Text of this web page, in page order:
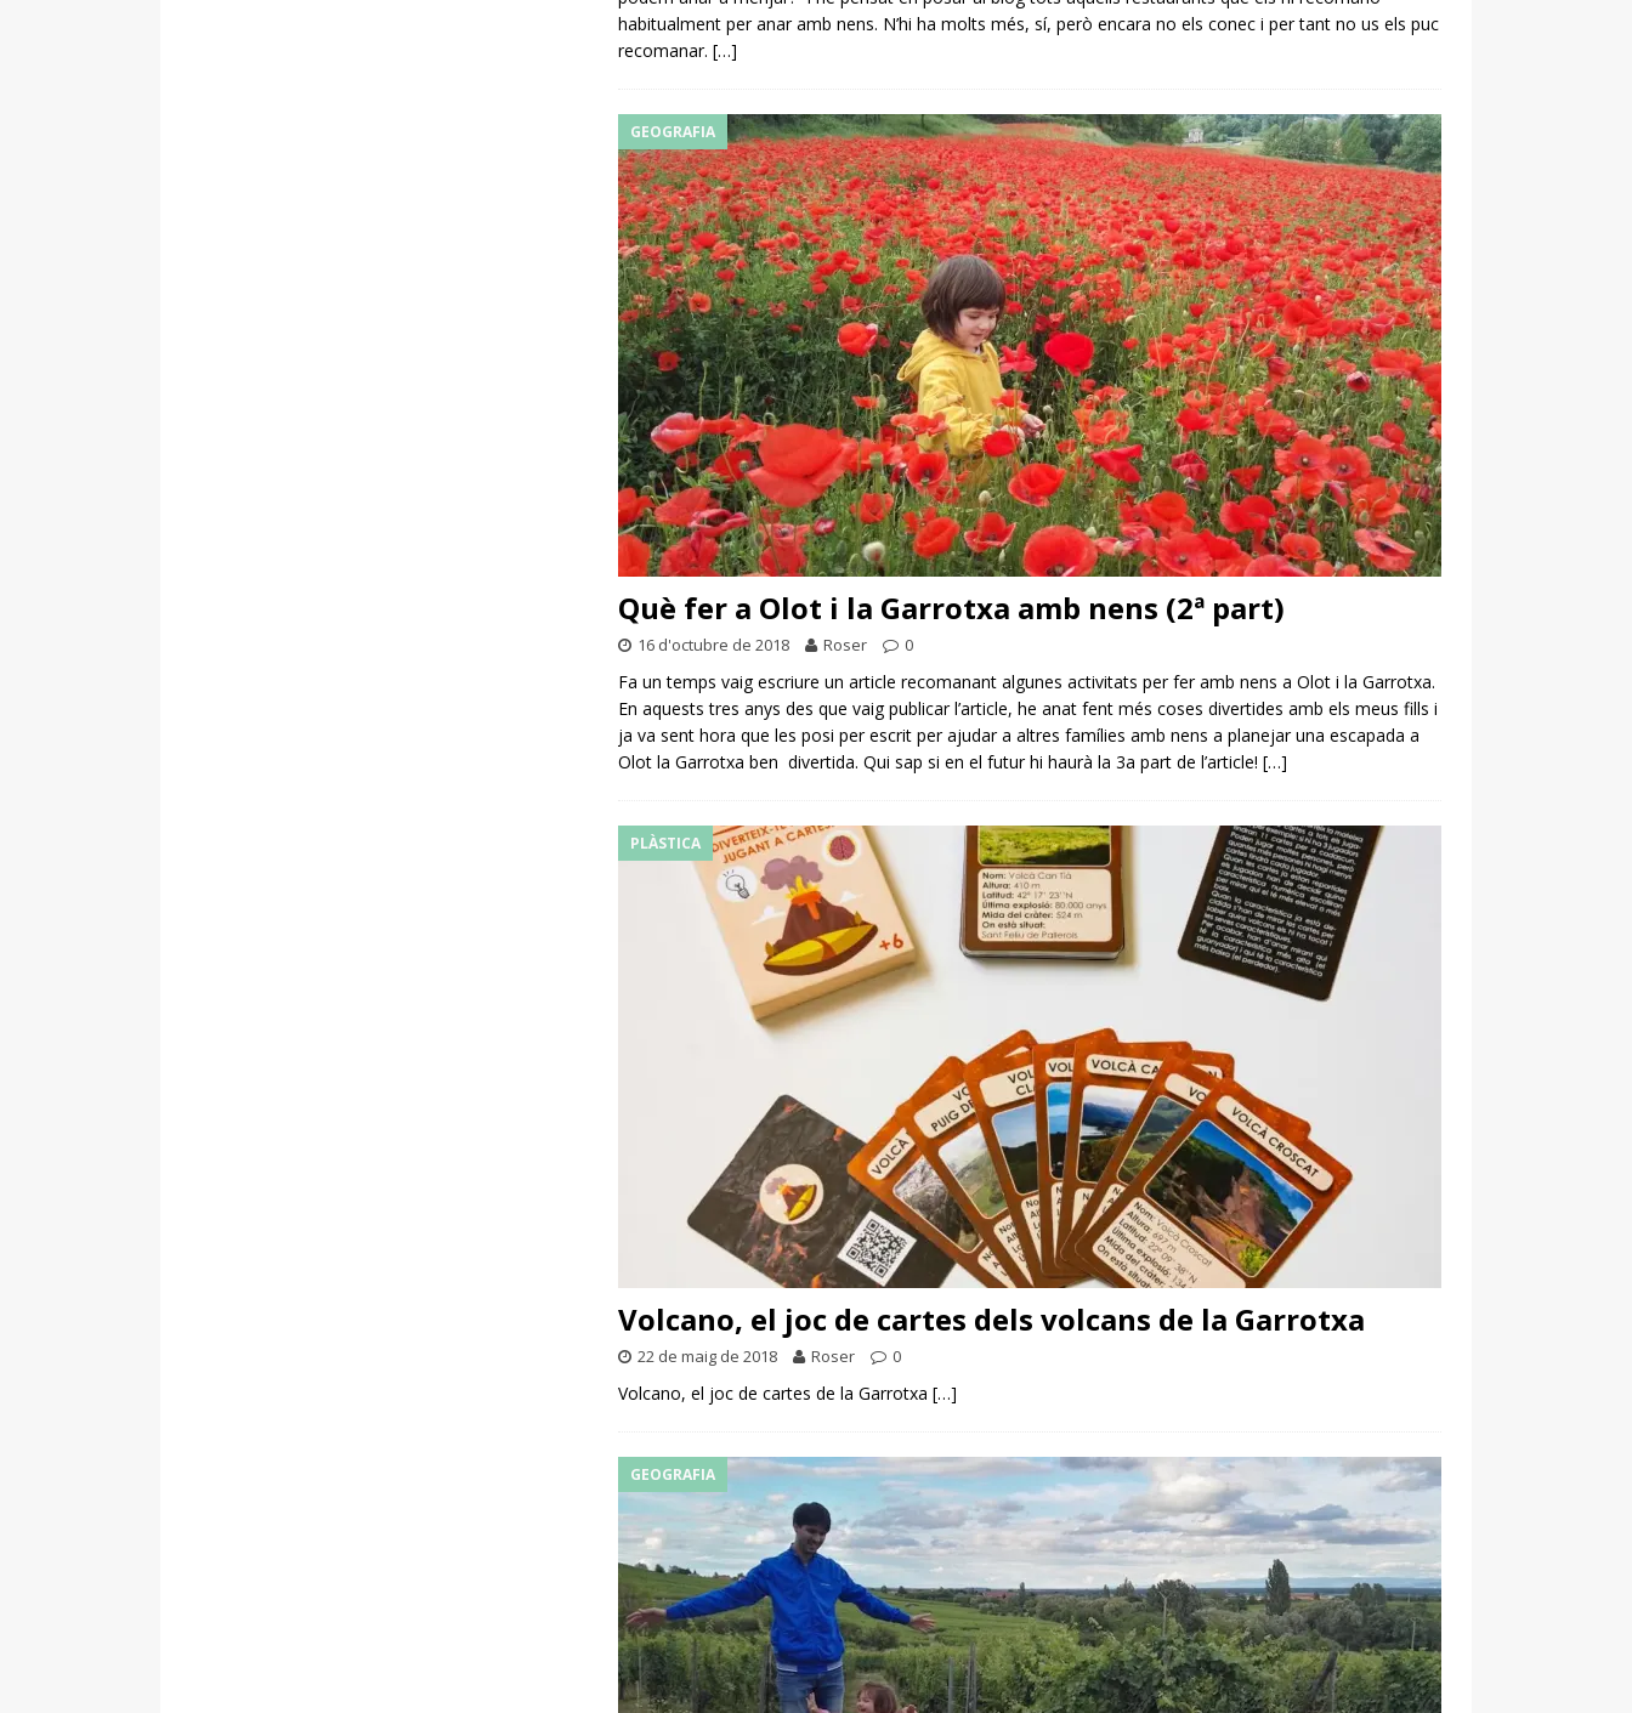
habitualment per anar amb nens. N’hi ha molts més, sí, però encara no els conec i per tant no us els puc
recomanar. […]
GEOGRAFIA
Què fer a Olot i la Garrotxa amb nens (2ª part)
16 d'octubre de 2018 Roser 0
Fa un temps vaig escriure un article recomanant algunes activitats per fer amb nens a Olot i la Garrotxa.
En aquests tres anys des que vaig publicar l’article, he anat fent més coses divertides amb els meus fills i
ja va sent hora que les posi per escrit per ajudar a altres famílies amb nens a planejar una escapada a
Olot la Garrotxa ben divertida. Qui sap si en el futur hi haurà la 3a part de l’article! […]
PLÀSTICA
Volcano, el joc de cartes dels volcans de la Garrotxa
22 de maig de 2018 Roser 0
Volcano, el joc de cartes de la Garrotxa […]
GEOGRAFIA